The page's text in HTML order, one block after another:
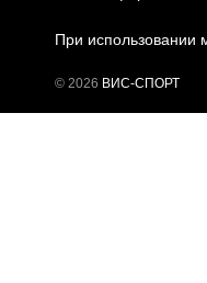
При использовании
© 2026 ВИС-СПОРТ